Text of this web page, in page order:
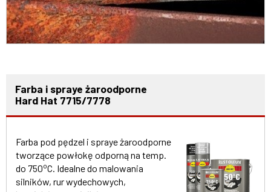
Farba i spraye żaroodporne
Hard Hat 7715/7778
Farba pod pędzel i spraye żaroodporne
tworzące powłokę odporną na temp.
do 750oC. Idealne do malowania
silników, rur wydechowych,